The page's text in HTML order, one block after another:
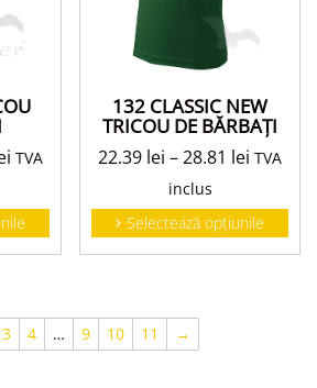
TVA
132 CLASSIC NEW
TRICOU DE BĂRBAŢI
22.39 lei –28.81 lei TVA
inclus
Selectează opțiunile
3 4 … 9 10 11 →